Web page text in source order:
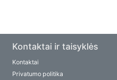
Kontaktai ir taisyklės
Kontaktai
Privatumo politika